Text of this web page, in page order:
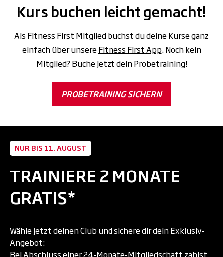
Kurs buchen leicht gemacht!
Als Fitness First Mitglied buchst du deine Kurse ganz
einfach über unsereFitness First App. Noch kein
Mitglied? Buche jetzt dein Probetraining!
PROBETRAINING SICHERN
NUR BIS 11. AUGUST
TRAINIERE 2 MONATE
GRATIS*
Wähle jetzt deinen Club und sichere dir dein Exklusiv-
Angebot:
Bei Abschluss einer 24-Monate-Mitgliedschaft zahlst